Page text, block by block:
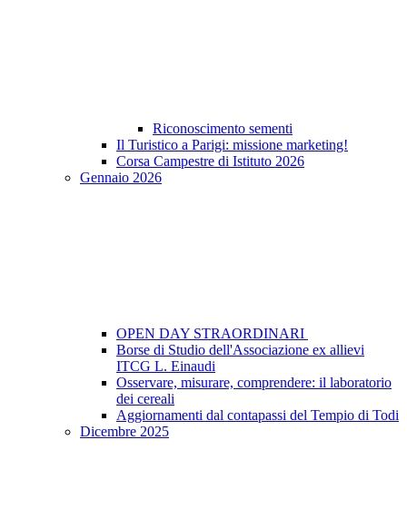
Riconoscimento sementi
Il Turistico a Parigi: missione marketing!
Corsa Campestre di Istituto 2026
Gennaio 2026
OPEN DAY STRAORDINARI
Borse di Studio dell'Associazione ex allievi
ITCG L. Einaudi
Osservare, misurare, comprendere: il laboratorio
dei cereali
Aggiornamenti dal contapassi del Tempio di Todi
Dicembre 2025